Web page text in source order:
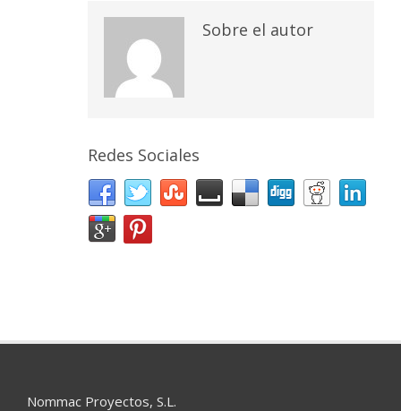
Sobre el autor
Redes Sociales
Nommac Proyectos, S.L.